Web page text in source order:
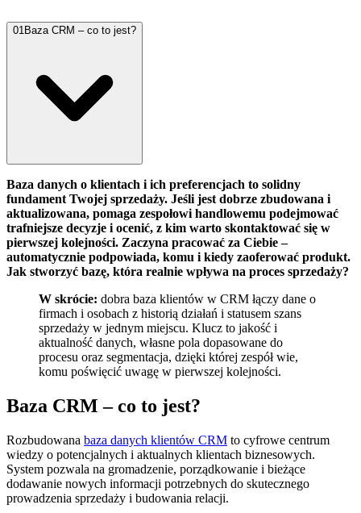
01 Baza CRM – co to jest?
Baza danych o klientach i ich preferencjach to solidny
fundament Twojej sprzedaży. Jeśli jest dobrze zbudowana i
aktualizowana, pomaga zespołowi handlowemu podejmować
trafniejsze decyzje i ocenić, z kim warto skontaktować się w
pierwszej kolejności. Zaczyna pracować za Ciebie –
automatycznie podpowiada, komu i kiedy zaoferować produkt.
Jak stworzyć bazę, która realnie wpływa na proces sprzedaży?
W skrócie: dobra baza klientów w CRM łączy dane o
firmach i osobach z historią działań i statusem szans
sprzedaży w jednym miejscu. Klucz to jakość i
aktualność danych, własne pola dopasowane do
procesu oraz segmentacja, dzięki której zespół wie,
komu poświęcić uwagę w pierwszej kolejności.
Baza CRM – co to jest?
Rozbudowana baza danych klientów CRM to cyfrowe centrum
wiedzy o potencjalnych i aktualnych klientach biznesowych.
System pozwala na gromadzenie, porządkowanie i bieżące
dodawanie nowych informacji potrzebnych do skutecznego
prowadzenia sprzedaży i budowania relacji.